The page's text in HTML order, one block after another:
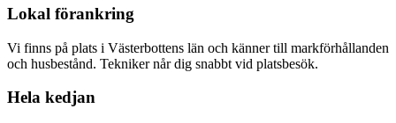
Lokal förankring
Vi finns på plats i Västerbottens län och känner till markförhållanden
och husbestånd. Tekniker når dig snabbt vid platsbesök.
Hela kedjan